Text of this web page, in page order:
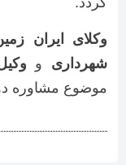
وکلای ایران
شهرداری و
موضوع مشاوره